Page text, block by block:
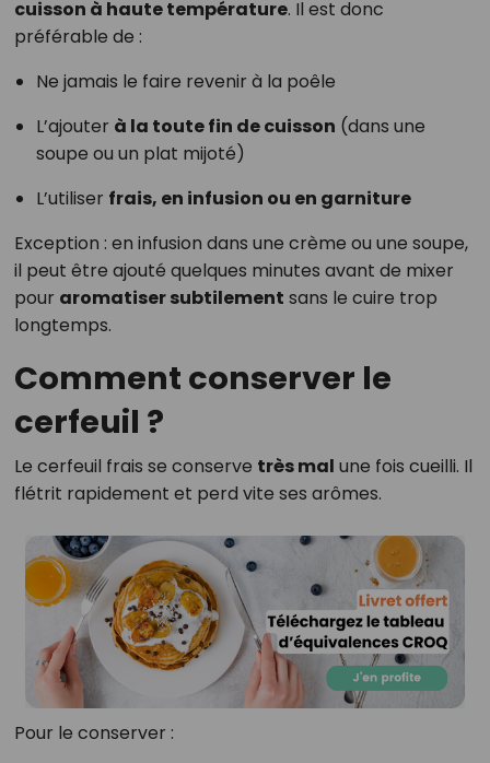
cuisson à haute température. Il est donc
préférable de :
Ne jamais le faire revenir à la poêle
L’ajouter à la toute fin de cuisson (dans une
soupe ou un plat mijoté)
L’utiliser frais, en infusion ou en garniture
Exception : en infusion dans une crème ou une soupe,
il peut être ajouté quelques minutes avant de mixer
pour aromatiser subtilement sans le cuire trop
longtemps.
Comment conserver le
cerfeuil ?
Le cerfeuil frais se conserve très mal une fois cueilli. Il
flétrit rapidement et perd vite ses arômes.
Pour le conserver :